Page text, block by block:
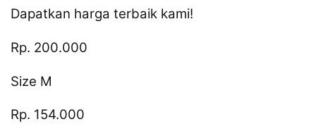
Dapatkan harga terbaik kami!
Rp. 200.000
Size M
Rp. 154.000